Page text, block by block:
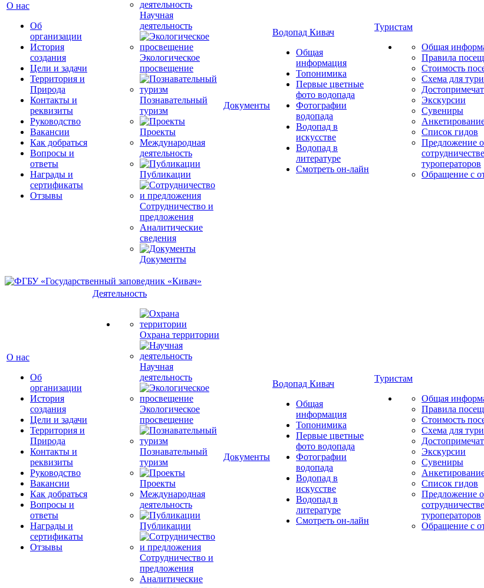
О нас
Об
организации
История
создания
Цели и задачи
Территория и
Природа
Контакты и
реквизиты
Руководство
Вакансии
Как добраться
Вопросы и
ответы
Награды и
сертификаты
Отзывы
Научная
деятельность
Экологическое
просвещение
Познавательный
туризм
Проекты
Международная
деятельность
Публикации
Сотрудничество и
предложения
Аналитические
сведения
Документы
Документы
Водопад Кивач
Общая
информация
Топонимика
Первые цветные
фото водопада
Фотографии
водопада
Водопад в
искусстве
Водопад в
литературе
Смотреть он-лайн
Туристам
Общая
Правила
Стоимость
Схема для
Экскурсии
Сувениры
Список гидов
Предложение о
туроператоров
Обращение с
О нас
Об
организации
История
создания
Цели и задачи
Территория и
Природа
Контакты и
реквизиты
Руководство
Вакансии
Как добраться
Вопросы и
ответы
Награды и
сертификаты
Отзывы
Деятельность
Охрана территории
Научная
деятельность
Экологическое
просвещение
Познавательный
туризм
Проекты
Международная
деятельность
Публикации
Сотрудничество и
предложения
Аналитические
Документы
Водопад Кивач
Общая
информация
Топонимика
Первые цветные
фото водопада
Фотографии
водопада
Водопад в
искусстве
Водопад в
литературе
Смотреть он-лайн
Туристам
Общая
Правила
Стоимость
Схема для
Экскурсии
Сувениры
Список гидов
Предложение о
туроператоров
Обращение с